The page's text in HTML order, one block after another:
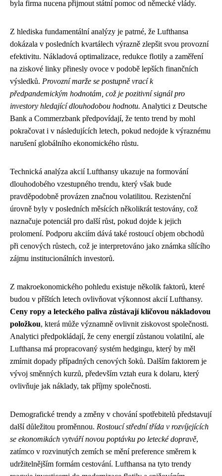
byla firma nucena přijmout státní pomoc od německé vlády.
Z hlediska fundamentální analýzy je patrné, že Lufthansa
dokázala v posledních kvartálech výrazně zlepšit svou provozní
efektivitu. Nákladová optimalizace, redukce flotily a zaměření
na ziskové linky přinesly ovoce v podobě lepších finančních
výsledků. Provozní marže se postupně vrací k
předpandemickým hodnotám, což je pozitivní signál pro
investory hledající dlouhodobou hodnotu. Analytici z Deutsche
Bank a Commerzbank předpovídají, že tento trend by mohl
pokračovat i v následujících letech, pokud nedojde k výraznému
narušení globálního ekonomického růstu.
Technická analýza akcií Lufthansy ukazuje na formování
dlouhodobého vzestupného trendu, který však bude
pravděpodobně provázen značnou volatilitou. Rezistenční
úrovně byly v posledních měsících několikrát testovány, což
naznačuje potenciál pro další růst, pokud dojde k jejich
prolomení. Podporu akciím dává také rostoucí objem obchodů
při cenových růstech, což je interpretováno jako známka sílícího
zájmu institucionálních investorů.
Z makroekonomického pohledu existuje několik faktorů, které
budou v příštích letech ovlivňovat výkonnost akcií Lufthansy.
Ceny ropy a leteckého paliva zůstávají klíčovou nákladovou
položkou, která může významně ovlivnit ziskovost společnosti.
Analytici předpokládají, že ceny energií zůstanou volatilní, ale
Lufthansa má propracovaný systém hedgingu, který by měl
zmírnit dopady případných cenových šoků. Dalším faktorem je
vývoj směnných kurzů, především vztah eura k dolaru, který
ovlivňuje jak náklady, tak příjmy společnosti.
Demografické trendy a změny v chování spotřebitelů představují
další důležitou proměnnou. Rostoucí střední třída v rozvíjejících
se ekonomikách vytváří novou poptávku po letecké dopravě,
zatímco v rozvinutých zemích se mění preference směrem k
udržitelnějším formám cestování. Lufthansa na tyto trendy